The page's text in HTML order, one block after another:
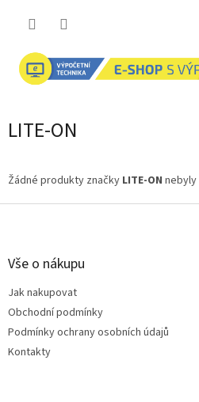
LITE-ON
Žádné produkty značky LITE-ON nebyly
Z
Vše o nákupu
Jak nakupovat
Obchodní podmínky
Podmínky ochrany osobních údajů
Kontakty